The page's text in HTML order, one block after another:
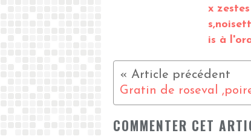
x
is à
COMMENTER CET